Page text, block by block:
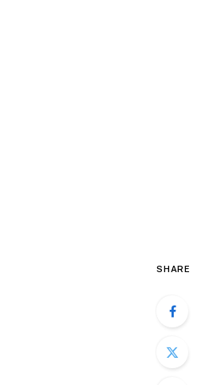
SHARE